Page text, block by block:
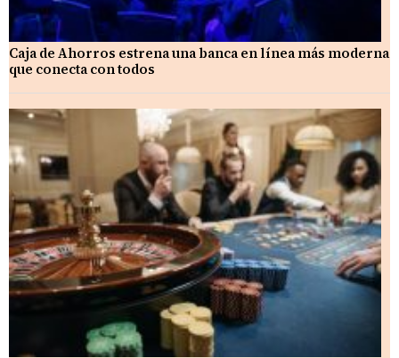
Caja de Ahorros estrena una banca en línea más moderna
que conecta con todos